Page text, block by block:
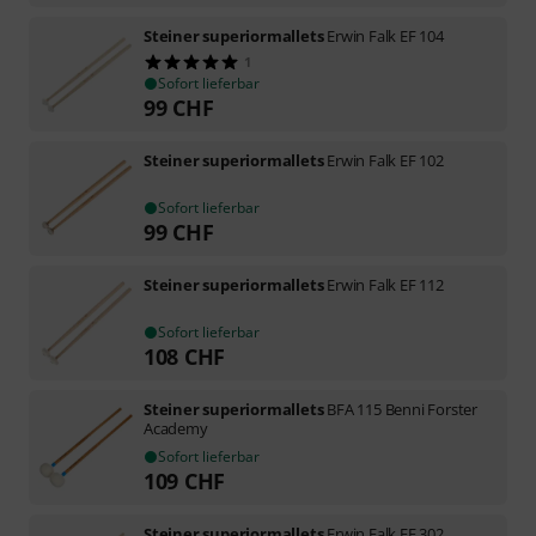
Steiner superiormalletsErwin Falk EF 104
1
Sofort lieferbar
99 CHF
Steiner superiormalletsErwin Falk EF 102
Sofort lieferbar
99 CHF
Steiner superiormalletsErwin Falk EF 112
Sofort lieferbar
108 CHF
Steiner superiormalletsBFA 115 Benni Forster
Academy
Sofort lieferbar
109 CHF